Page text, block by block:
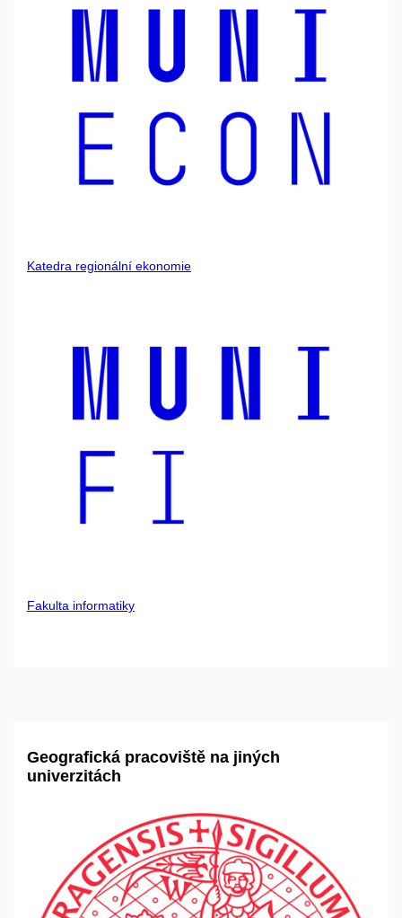
Katedra regionální ekonomie
Fakulta informatiky
Geografická pracoviště na jiných
univerzitách